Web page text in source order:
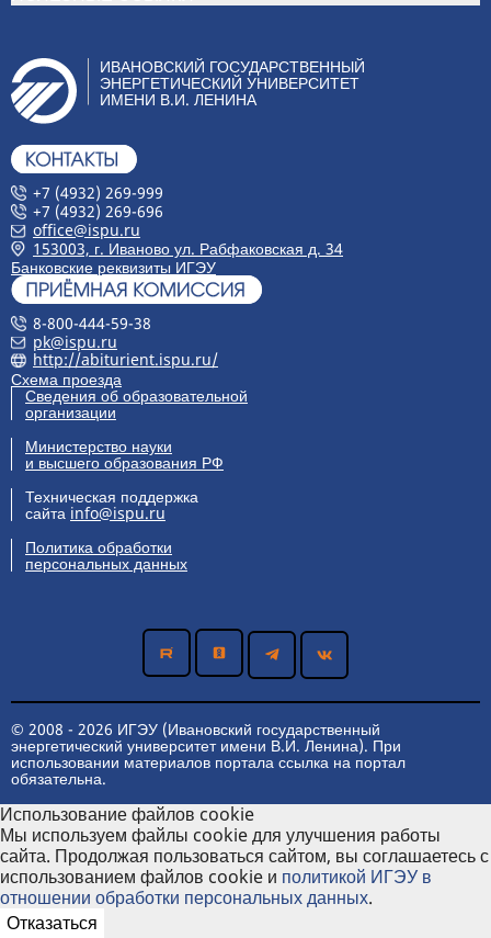
ИВАНОВСКИЙ ГОСУДАРСТВЕННЫЙ
ЭНЕРГЕТИЧЕСКИЙ УНИВЕРСИТЕТ
ИМЕНИ В.И. ЛЕНИНА
+7 (4932) 269-999
+7 (4932) 269-696
office@ispu.ru
153003, г. Иваново ул. Рабфаковская д. 34
Банковские реквизиты ИГЭУ
8-800-444-59-38
pk@ispu.ru
http://abiturient.ispu.ru/
Схема проезда
Сведения об образовательной
организации
Министерство науки
и высшего образования РФ
Техническая поддержка
сайта info@ispu.ru
Политика обработки
персональных данных
© 2008 - 2026 ИГЭУ (Ивановский государственный
энергетический университет имени В.И. Ленина). При
использовании материалов портала ссылка на портал
обязательна.
Использование файлов cookie
Мы используем файлы cookie для улучшения работы
сайта. Продолжая пользоваться сайтом, вы соглашаетесь с
использованием файлов cookie и политикой ИГЭУ в
отношении обработки персональных данных.
Отказаться